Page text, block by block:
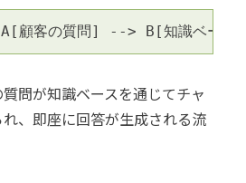
顧客の質問] --> B[知識ベー
問が知識ベースを通じてチャ
、即座に回答が生成される流